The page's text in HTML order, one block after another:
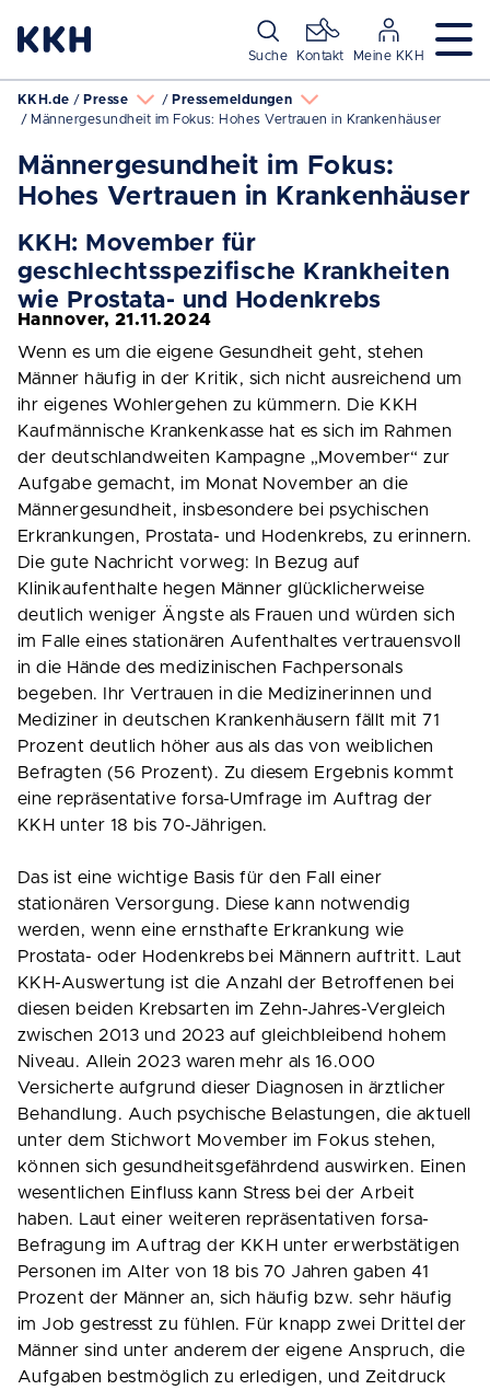
Suche Kontakt Meine KKH
KKH.de Presse
Pressemeldungen
Männergesundheit im Fokus: Hohes Vertrauen in Krankenhäuser
Männergesundheit im Fokus:
Hohes Vertrauen in Krankenhäuser
KKH: Movember für
geschlechtsspezifische Krankheiten
wie Prostata- und Hodenkrebs
Hannover, 21.11.2024
Wenn es um die eigene Gesundheit geht, stehen
Männer häufig in der Kritik, sich nicht ausreichend um
ihr eigenes Wohlergehen zu kümmern. Die KKH
Kaufmännische Krankenkasse hat es sich im Rahmen
der deutschlandweiten Kampagne „Movember“ zur
Aufgabe gemacht, im Monat November an die
Männergesundheit, insbesondere bei psychischen
Erkrankungen, Prostata- und Hodenkrebs, zu erinnern.
Die gute Nachricht vorweg: In Bezug auf
Klinikaufenthalte hegen Männer glücklicherweise
deutlich weniger Ängste als Frauen und würden sich
im Falle eines stationären Aufenthaltes vertrauensvoll
in die Hände des medizinischen Fachpersonals
begeben. Ihr Vertrauen in die Medizinerinnen und
Mediziner in deutschen Krankenhäusern fällt mit 71
Prozent deutlich höher aus als das von weiblichen
Befragten (56 Prozent). Zu diesem Ergebnis kommt
eine repräsentative forsa-Umfrage im Auftrag der
KKH unter 18 bis 70-Jährigen.
Das ist eine wichtige Basis für den Fall einer
stationären Versorgung. Diese kann notwendig
werden, wenn eine ernsthafte Erkrankung wie
Prostata- oder Hodenkrebs bei Männern auftritt. Laut
KKH-Auswertung ist die Anzahl der Betroffenen bei
diesen beiden Krebsarten im Zehn-Jahres-Vergleich
zwischen 2013 und 2023 auf gleichbleibend hohem
Niveau. Allein 2023 waren mehr als 16.000
Versicherte aufgrund dieser Diagnosen in ärztlicher
Behandlung. Auch psychische Belastungen, die aktuell
unter dem Stichwort Movember im Fokus stehen,
können sich gesundheitsgefährdend auswirken. Einen
wesentlichen Einfluss kann Stress bei der Arbeit
haben. Laut einer weiteren repräsentativen forsa-
Befragung im Auftrag der KKH unter erwerbstätigen
Personen im Alter von 18 bis 70 Jahren gaben 41
Prozent der Männer an, sich häufig bzw. sehr häufig
im Job gestresst zu fühlen. Für knapp zwei Drittel der
Männer sind unter anderem der eigene Anspruch, die
Aufgaben bestmöglich zu erledigen, und Zeitdruck